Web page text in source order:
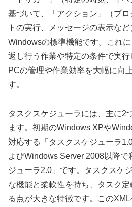
基づいて、「アクション」（プ
トの実行、メッセージの表示な
Windowsの標準機能です。これ
返し行う作業や特定の条件で実行
PCの管理や作業効率を大幅に向
す。
タスクスケジューラには、主に2
ます。初期のWindows XPや
対応する「タスクスケジューラ
よびWindows Server 2008以降で
ジューラ2.0」です。タスクスケ
な機能と柔軟性を持ち、タスク
る点が大きな特徴です。このXML